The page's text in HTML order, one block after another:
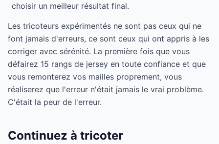
choisir un meilleur résultat final.
Les tricoteurs expérimentés ne sont pas ceux qui ne
font jamais d'erreurs, ce sont ceux qui ont appris à les
corriger avec sérénité. La première fois que vous
défairez 15 rangs de jersey en toute confiance et que
vous remonterez vos mailles proprement, vous
réaliserez que l'erreur n'était jamais le vrai problème.
C'était la peur de l'erreur.
Continuez à tricoter